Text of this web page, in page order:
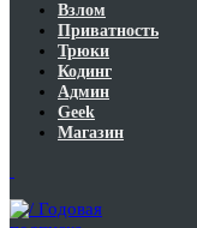
Взлом
Приватность
Трюки
Кодинг
Админ
Geek
Магазин
Годовая